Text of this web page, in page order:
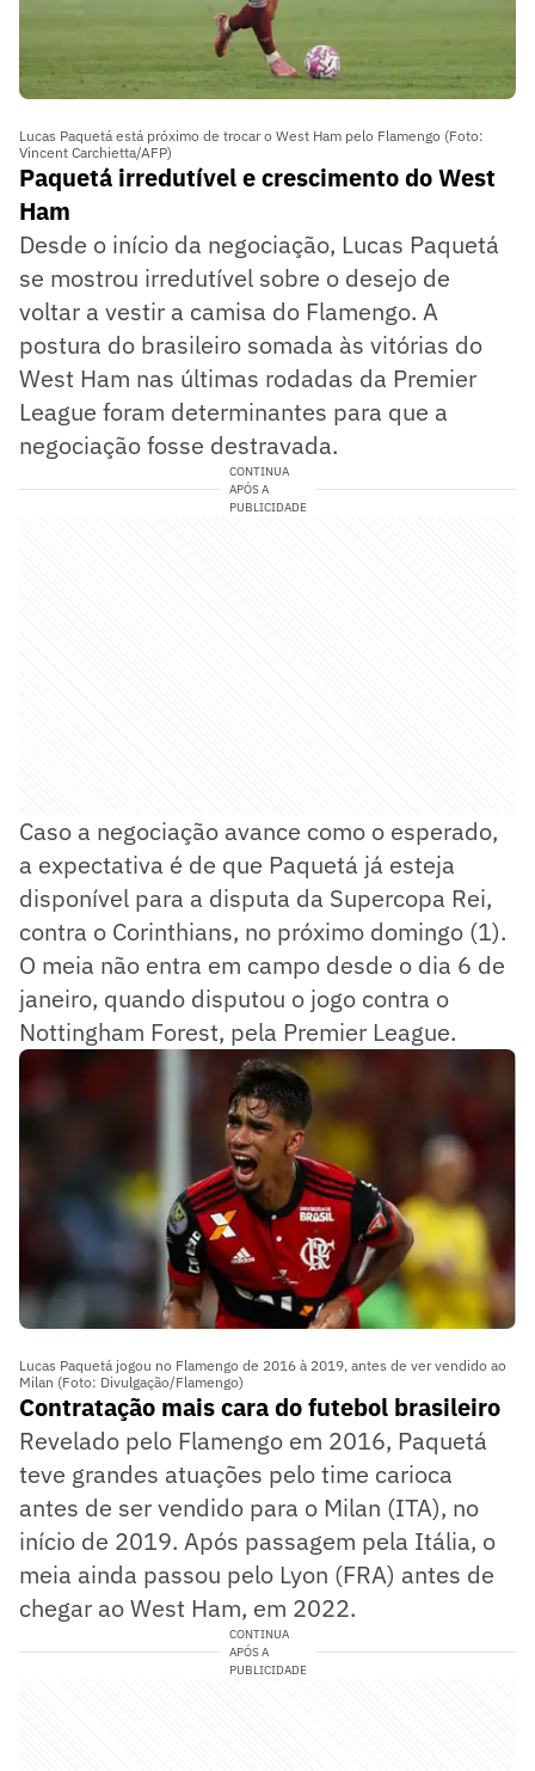
Lucas Paquetá está próximo de trocar o West Ham pelo Flamengo (Foto:
Vincent Carchietta/AFP)
Paquetá irredutível e crescimento do West
Ham
Desde o início da negociação, Lucas Paquetá
se mostrou irredutível sobre o desejo de
voltar a vestir a camisa do Flamengo. A
postura do brasileiro somada às vitórias do
West Ham nas últimas rodadas da Premier
League foram determinantes para que a
negociação fosse destravada.
CONTINUA
APÓS A
PUBLICIDADE
Caso a negociação avance como o esperado,
a expectativa é de que Paquetá já esteja
disponível para a disputa da Supercopa Rei,
contra o Corinthians, no próximo domingo (1).
O meia não entra em campo desde o dia 6 de
janeiro, quando disputou o jogo contra o
Nottingham Forest, pela Premier League.
Lucas Paquetá jogou no Flamengo de 2016 à 2019, antes de ver vendido ao
Milan (Foto: Divulgação/Flamengo)
Contratação mais cara do futebol brasileiro
Revelado pelo Flamengo em 2016, Paquetá
teve grandes atuações pelo time carioca
antes de ser vendido para o Milan (ITA), no
início de 2019. Após passagem pela Itália, o
meia ainda passou pelo Lyon (FRA) antes de
chegar ao West Ham, em 2022.
CONTINUA
APÓS A
PUBLICIDADE